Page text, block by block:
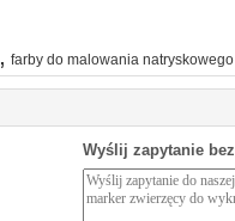
, farby do malowania natryskowego
Wyślij zapytanie